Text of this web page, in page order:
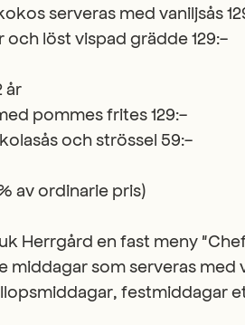
serveras med vaniljsås
löst vispad grädde 129:-
år
pommes frites 129:-
och strössel 59:-
av ordinarie pris)
Herrgård en fast meny
middagar som serveras med
festmiddagar